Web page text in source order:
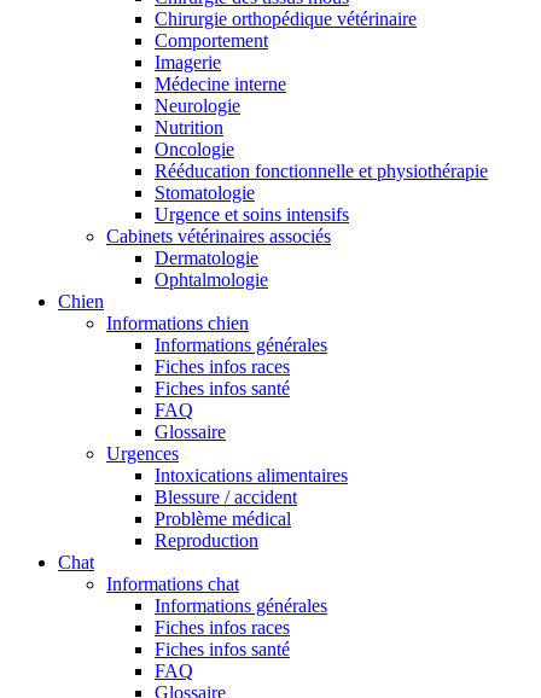
Chirurgie orthopédique vétérinaire
Comportement
Imagerie
Médecine interne
Neurologie
Nutrition
Oncologie
Rééducation fonctionnelle et physiothérapie
Stomatologie
Urgence et soins intensifs
Cabinets vétérinaires associés
Dermatologie
Ophtalmologie
Chien
Informations chien
Informations générales
Fiches infos races
Fiches infos santé
FAQ
Glossaire
Urgences
Intoxications alimentaires
Blessure / accident
Problème médical
Reproduction
Chat
Informations chat
Informations générales
Fiches infos races
Fiches infos santé
FAQ
Glossaire